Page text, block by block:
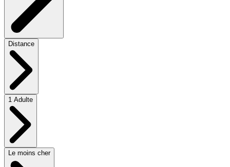
Distance
1 Adulte
Le moins cher